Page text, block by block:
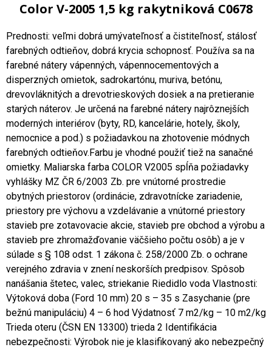
Color V-2005 1,5 kg rakytniková C0678
Prednosti: veľmi dobrá umývateľnosť a čistiteľnosť, stálosť
farebných odtieňov, dobrá krycia schopnosť. Používa sa na
farebné nátery vápenných, vápennocementových a
disperzných omietok, sadrokartónu, muriva, betónu,
drevovláknitých a drevotrieskových dosiek a na pretieranie
starých náterov. Je určená na farebné nátery najrôznejších
moderných interiérov (byty, RD, kancelárie, hotely, školy,
nemocnice a pod.) s požiadavkou na zhotovenie módnych
farebných odtieňov.Farbu je vhodné použiť tiež na sanačné
omietky. Maliarska farba COLOR V2005 spĺňa požiadavky
vyhlášky MZ ČR 6/2003 Zb. pre vnútorné prostredie
obytných priestorov (ordinácie, zdravotnícke zariadenie,
priestory pre výchovu a vzdelávanie a vnútorné priestory
stavieb pre zotavovacie akcie, stavieb pre obchod a výrobu a
stavieb pre zhromažďovanie väčšieho počtu osôb) a je v
súlade s § 108 odst. 1 zákona č. 258/2000 Zb. o ochrane
verejného zdravia v znení neskorších predpisov. Spôsob
nanášania štetec, valec, striekanie Riedidlo voda Vlastnosti:
Výtoková doba (Ford 10 mm) 20 s – 35 s Zasychanie (pre
bežnú manipuláciu) 4 – 6 hod Výdatnosť 7 m2/kg – 10 m2/kg
Trieda oteru (ČSN EN 13300) trieda 2 Identifikácia
nebezpečnosti: Výrobok nie je klasifikovaný ako nebezpečný